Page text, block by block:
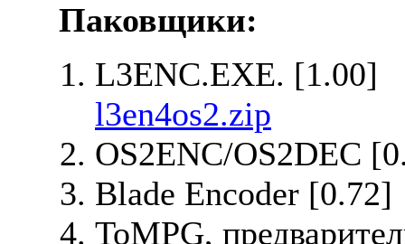
Паковщики:
L3ENC.EXE. [1.00]
l3en4os2.zip
OS2ENC/OS2DEC
Blade Encoder [0.72]
ToMPG,